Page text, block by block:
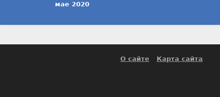
мае 2020
О сайте Карта сайта